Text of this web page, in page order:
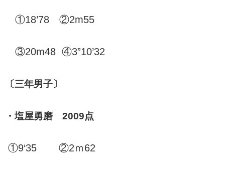
①18’78 ②2m55
③20m48 ④3”10’32
〔三年男子〕
・塩屋勇磨 2009点
①9‘35 ②2ｍ62